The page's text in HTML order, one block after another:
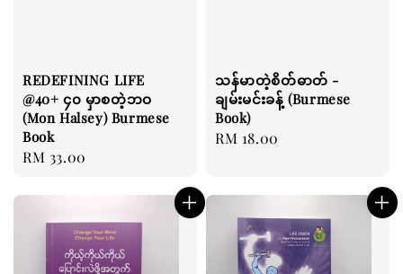
REDEFINING LIFE
@40+ ၄၀ မှာစတဲ့ဘဝ
(Mon Halsey) Burmese
Book
Regular
RM 33.00
သန်မာတဲ့စိတ်ဓာတ် -
ချမ်းမင်းခန့် (Burmese
Book)
Regular
RM 18.00